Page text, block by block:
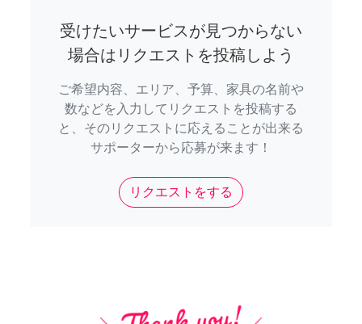
受けたいサービスが見つからない
場合はリクエストを投稿しよう
ご希望内容、エリア、予算、家具の名前や
数などを入力してリクエストを投稿する
と、そのリクエストに応えることが出来る
サポーターから応募が来ます！
リクエストをする